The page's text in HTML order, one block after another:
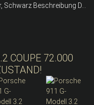
Schwarz Beschreibung D...
COUPE 72.000